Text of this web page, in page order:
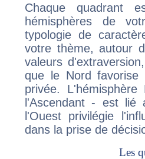
Chaque quadrant
hémisphères de
typologie de
votre thème, autour
valeurs
que le Nord favorise
privée.
l'Ascendant - est
l'Ouest privilégie
dans la prise de